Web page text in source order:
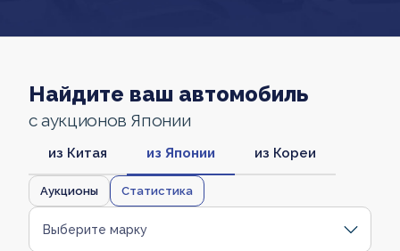
Найдите ваш автомобиль
с аукционов Японии
из Китая из Японии из Кореи
Аукционы Статистика
Выберите марку